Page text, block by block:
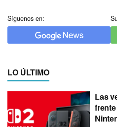
Síguenos en:
LO ÚLTIMO
Las